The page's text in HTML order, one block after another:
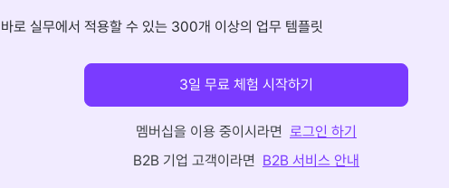
바로 실무에서 적용할 수 있는 300개 이상의 업무 템플릿
3일 무료 체험 시작하기
멤버십을 이용 중이시라면 로그인 하기
B2B 기업 고객이라면 B2B 서비스 안내